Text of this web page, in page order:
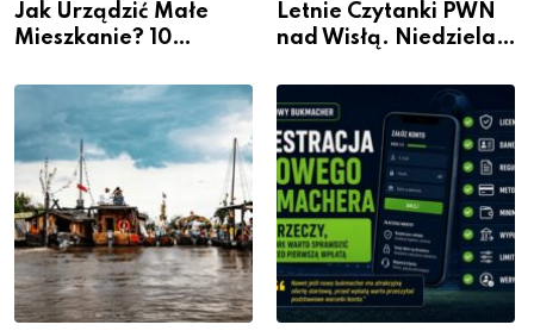
Jak Urządzić Małe
Mieszkanie? 10
Przestrzeni Bez
Kosztownego Remontu
Letnie Czytanki PWN
nad Wisłą. Niedziela z
dla siebie